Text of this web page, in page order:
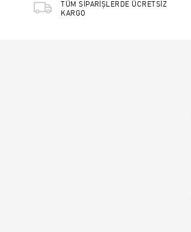
TÜM SİPARİŞLERDE ÜCRETSİZ
KARGO